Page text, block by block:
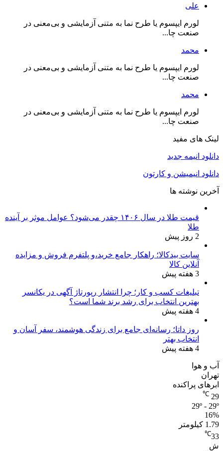
علی
لورم ایپسوم یا طرح‌ نما به متنی آزمایشی و بی‌معنی در
صنعت چا...
محمد
لورم ایپسوم یا طرح‌ نما به متنی آزمایشی و بی‌معنی در
صنعت چا...
محمد
لورم ایپسوم یا طرح‌ نما به متنی آزمایشی و بی‌معنی در
صنعت چا...
لینک های مفید
دانلود انیمه جدید
دانلود انیمیشن و کارتون
آخرین نوشته ها
قیمت طلا در سال ۱۴۰۶ چقدر می‌شود؟ عوامل موثر بر آینده
طلا
2 روز پیش
سایت بیدکالا؛ راهکار جامع خرید،و پلتفرم فروش و مزایده
آنلاین کالا
3 هفته پیش
تبلیغات کسب و کار؛ چرا انتشار رپورتاژ آگهی در یکانسر
بهترین انتخاب برای رشد برند شما است؟
4 هفته پیش
روز داتا؛ رسانه‌ای جامع برای زندگی هوشمند، سفر آسان و
انتخاب بهتر
4 هفته پیش
آب و هوا
تهران
ابرهای پراکنده
29
℃
29º - 29º
16%
1.79 کیلومتر
33
℃
ش